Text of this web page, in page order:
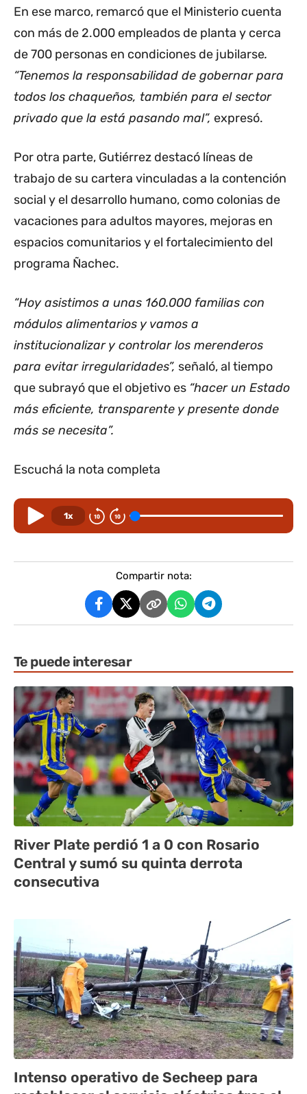
En ese marco, remarcó que el Ministerio cuenta
con más de 2.000 empleados de planta y cerca
de 700 personas en condiciones de jubilarse.
“Tenemos la responsabilidad de gobernar para
todos los chaqueños, también para el sector
privado que la está pasando mal”, expresó.
Por otra parte, Gutiérrez destacó líneas de
trabajo de su cartera vinculadas a la contención
social y el desarrollo humano, como colonias de
vacaciones para adultos mayores, mejoras en
espacios comunitarios y el fortalecimiento del
programa Ñachec.
“Hoy asistimos a unas 160.000 familias con
módulos alimentarios y vamos a
institucionalizar y controlar los merenderos
para evitar irregularidades”, señaló, al tiempo
que subrayó que el objetivo es “hacer un Estado
más eficiente, transparente y presente donde
más se necesita”.
Escuchá la nota completa
1x
Compartir nota:
Te puede interesar
River Plate perdió 1 a 0 con Rosario
Central y sumó su quinta derrota
consecutiva
Intenso operativo de Secheep para